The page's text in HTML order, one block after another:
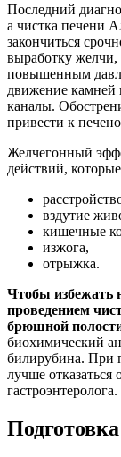
Последний
а чистка печени
закончиться
выработку желчи,
повышенным
движение
каналы.
привести к
Желчегонный
действий,
вздутие
кишечные
изжога,
отрыжка.
Чтобы избежать
проведением
брюшной
биохимический
билирубина. При
лучше отказаться
гастроэнтеролога.